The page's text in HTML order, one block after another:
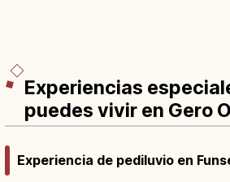
Experiencias
puedes vivir en Gero
Experiencia de pediluvio en